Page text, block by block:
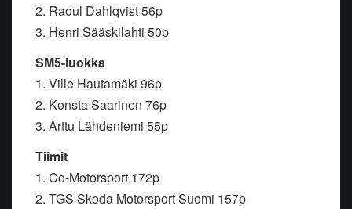
2. Raoul Dahlqvist 56p
3. Henri Sääskilahti 50p
SM5-luokka
1. Ville Hautamäki 96p
2. Konsta Saarinen 76p
3. Arttu Lähdeniemi 55p
Tiimit
1. Co-Motorsport 172p
2. TGS Skoda Motorsport Suomi 157p